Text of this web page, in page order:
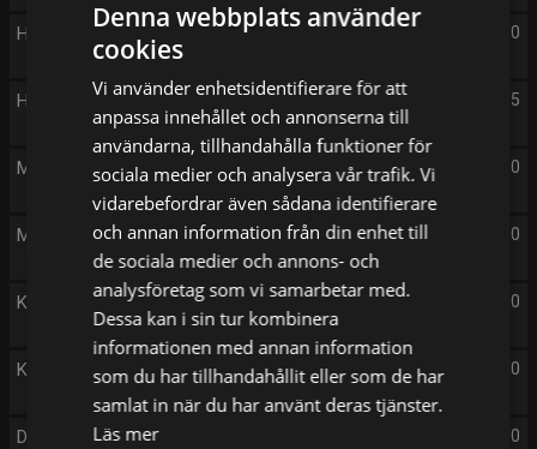
20:00
Harry Wild
21:05
Husjägarna - Danmark
22:00
Mord i paradiset
23:00
Mord i paradiset
00:00
Kalla kårar
01:00
Kommissarie Dalgliesh
02:00
Det okända
Denna webbplats använder
cookies
Vi använder enhetsidentifierare för att
anpassa innehållet och annonserna till
användarna, tillhandahålla funktioner för
sociala medier och analysera vår trafik. Vi
vidarebefordrar även sådana identifierare
och annan information från din enhet till
de sociala medier och annons- och
analysföretag som vi samarbetar med.
Dessa kan i sin tur kombinera
informationen med annan information
som du har tillhandahållit eller som de har
samlat in när du har använt deras tjänster.
Läs mer